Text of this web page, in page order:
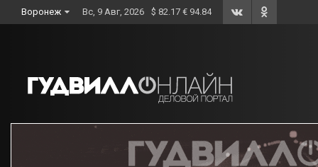
to
Воронеж Вс, 9 Авг, 2026 $ 82.17 € 94.84